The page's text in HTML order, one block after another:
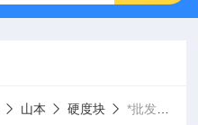
山本 硬度块 *批发日本山本Y.S.T.L标准硬度块HRC20